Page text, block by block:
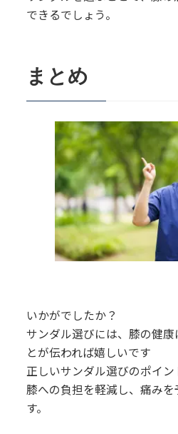
できるでしょう。
まとめ
いかがでしたか？
サンダル選びには、膝の健
とが伝われば嬉しいです
正しいサンダル選びのポイン
膝への負担を軽減し、痛み
す。